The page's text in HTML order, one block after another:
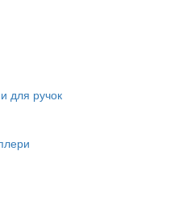
для ручок